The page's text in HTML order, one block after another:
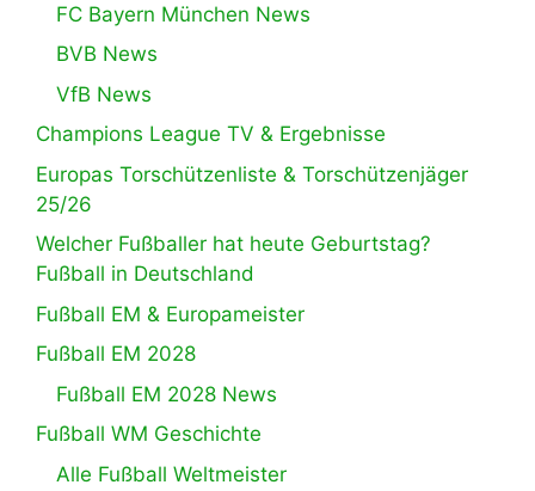
FC Bayern München News
BVB News
VfB News
Champions League TV & Ergebnisse
Europas Torschützenliste & Torschützenjäger
25/26
Welcher Fußballer hat heute Geburtstag?
Fußball in Deutschland
Fußball EM & Europameister
Fußball EM 2028
Fußball EM 2028 News
Fußball WM Geschichte
Alle Fußball Weltmeister